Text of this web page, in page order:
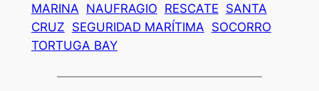
MARINA NAUFRAGIO RESCATE SANTA
CRUZ SEGURIDAD MARÍTIMA SOCORRO
TORTUGA BAY